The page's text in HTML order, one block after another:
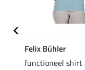
Felix Bühler
functioneel shirt